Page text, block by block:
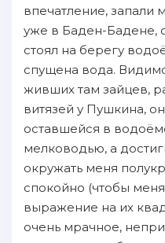
впечатление, запали
уже в Баден-Бадене,
стоял на берегу
спущена вода.
живших там зайцев,
витязей у Пушкина,
оставшейся в
мелководью, а
окружать меня
спокойно (чтобы меня
выражение на их
очень мрачное,